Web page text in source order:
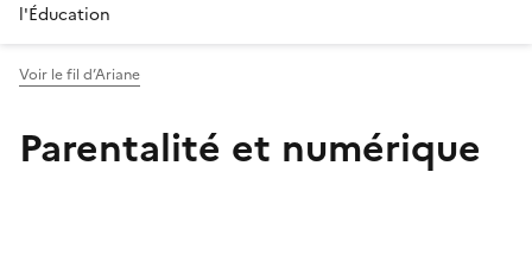
l'Éducation
Voir le fil d’Ariane
Parentalité et numérique